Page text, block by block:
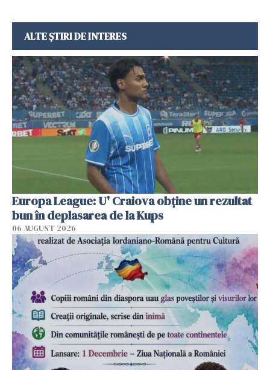
ALTE ȘTIRI DE INTERES
Europa League: U' Craiova obține un rezultat
bun în deplasarea de la Kups
06 AUGUST 2026